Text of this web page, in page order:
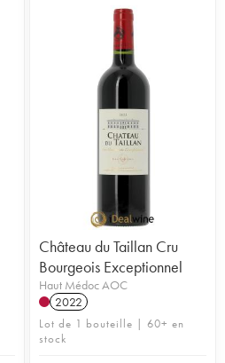
Château du Taillan Cru
Bourgeois Exceptionnel
Haut Médoc AOC
2022
Lot de 1 bouteille | 60+ en
stock